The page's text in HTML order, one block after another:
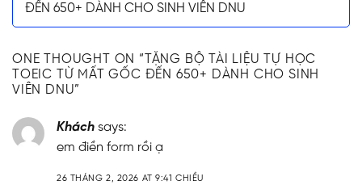
ĐẾN 650+ DÀNH CHO SINH VIÊN DNU
ONE THOUGHT ON “
TẶNG BỘ TÀI LIỆU TỰ HỌC
TOEIC TỪ MẤT GỐC ĐẾN 650+ DÀNH CHO SINH
VIÊN DNU”
Khách says:
em điền form rồi ạ
26 THÁNG 2, 2026 AT 9:41 CHIỀU